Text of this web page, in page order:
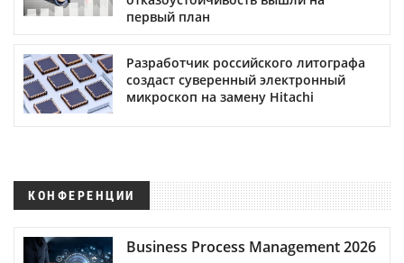
первый план
Разработчик российского литографа
создаст суверенный электронный
микроскоп на замену Hitachi
КОНФЕРЕНЦИИ
Business Process Management 2026